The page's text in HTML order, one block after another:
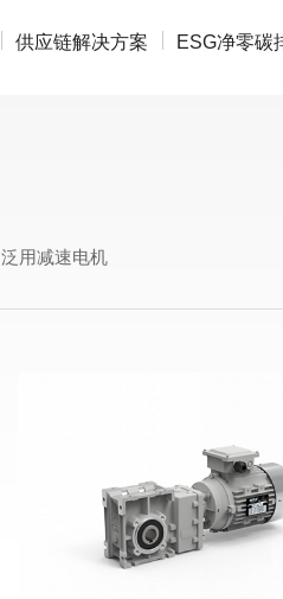
供应链解决方案 ESG净零碳
泛用减速电机